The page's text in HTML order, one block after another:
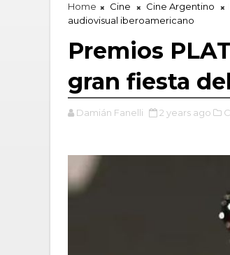
Home Cine Cine Argentino
audiovisual iberoamericano
Premios
gran fiesta
Damián Fanelli 2 years ago